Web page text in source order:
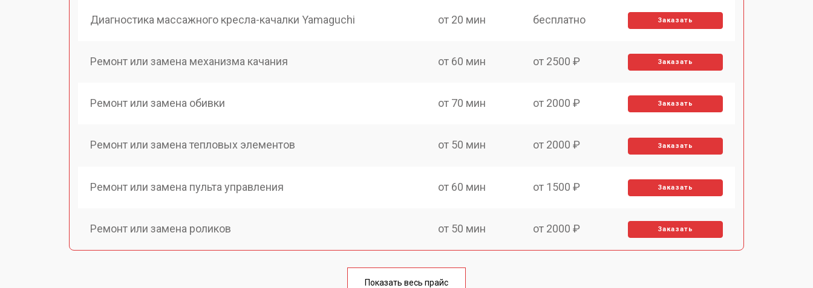
Диагностика массажного кресла-качалки Yamaguchi от 20 мин бесплатно Заказать
Ремонт или замена механизма качания от 60 мин от 2500 ₽ Заказать
Ремонт или замена обивки от 70 мин от 2000 ₽ Заказать
Ремонт или замена тепловых элементов от 50 мин от 2000 ₽ Заказать
Ремонт или замена пульта управления от 60 мин от 1500 ₽ Заказать
Ремонт или замена роликов от 50 мин от 2000 ₽ Заказать
от 70 мин
Показать весь прайс